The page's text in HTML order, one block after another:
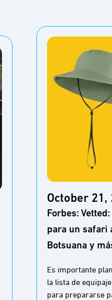
October 21,
Forbes:
para un safari
Botsuana y
Es importante
la lista de
para prepararse